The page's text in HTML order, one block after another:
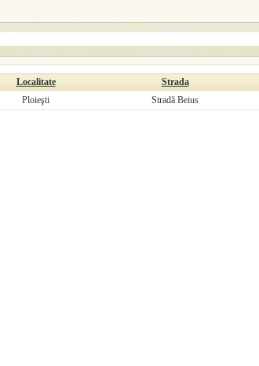
Localitate Strada
Ploieşti Stradă Beius